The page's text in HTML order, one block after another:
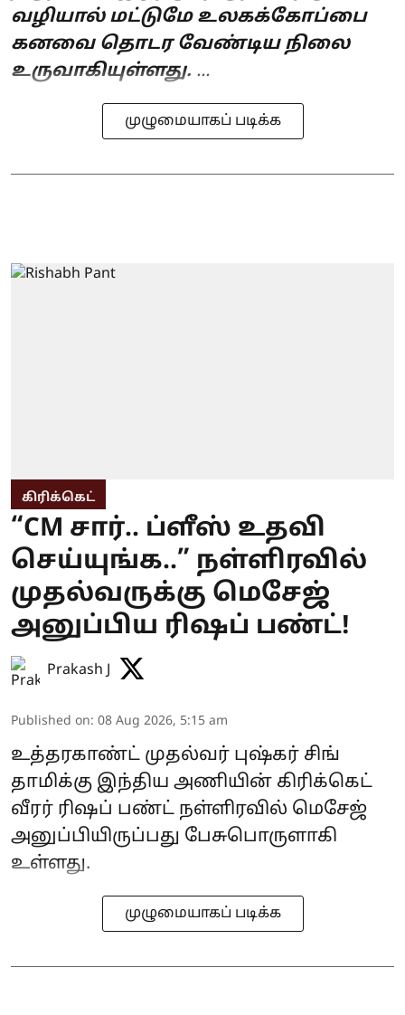
வழியால் மட்டுமே உலகக்கோப்பை
கனவை தொடர வேண்டிய நிலை
உருவாகியுள்ளது. ...
முழுமையாகப் படிக்க
கிரிக்கெட்
“CM சார்.. ப்ளீஸ் உதவி
செய்யுங்க..” நள்ளிரவில்
முதல்வருக்கு மெசேஜ்
அனுப்பிய ரிஷப் பண்ட்!
Prakash J
Published on: 08 Aug 2026, 5:15 am
உத்தரகாண்ட் முதல்வர் புஷ்கர் சிங்
தாமிக்கு இந்திய அணியின் கிரிக்கெட்
வீரர் ரிஷப் பண்ட் நள்ளிரவில் மெசேஜ்
அனுப்பியிருப்பது பேசுபொருளாகி
உள்ளது.
முழுமையாகப் படிக்க